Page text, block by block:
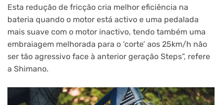
Esta redução de fricção cria melhor eficiência na
bateria quando o motor está activo e uma pedalada
mais suave com o motor inactivo, tendo também uma
embraiagem melhorada para o ‘corte’ aos 25km/h não
ser tão agressivo face à anterior geração Steps”, refere
a Shimano.